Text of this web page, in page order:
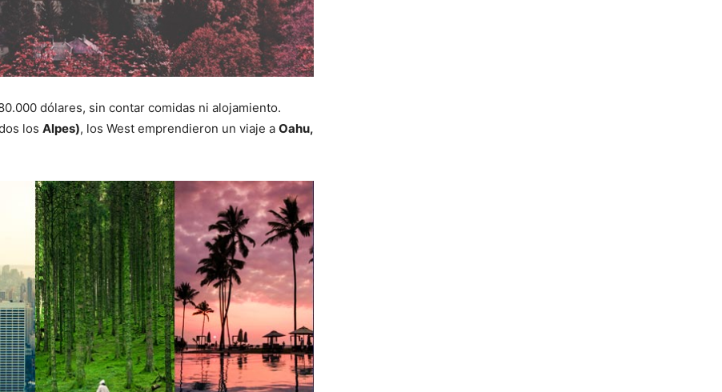
dólares, sin contar comidas ni alojamiento.
los Alpes), los West emprendieron un viaje a Oahu,